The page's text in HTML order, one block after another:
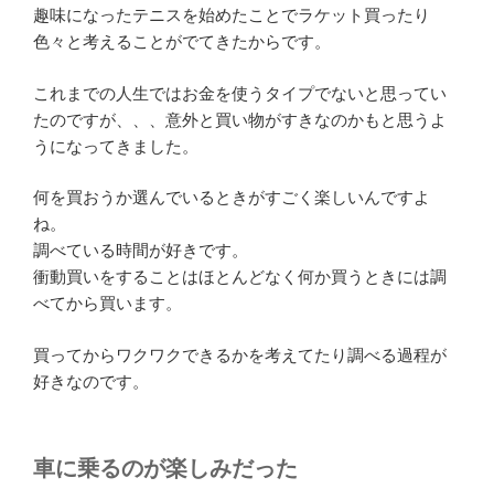
趣味になったテニスを始めたことでラケット買ったり
色々と考えることがでてきたからです。
これまでの人生ではお金を使うタイプでないと思ってい
たのですが、、、意外と買い物がすきなのかもと思うよ
うになってきました。
何を買おうか選んでいるときがすごく楽しいんですよ
ね。
調べている時間が好きです。
衝動買いをすることはほとんどなく何か買うときには調
べてから買います。
買ってからワクワクできるかを考えてたり調べる過程が
好きなのです。
車に乗るのが楽しみだった